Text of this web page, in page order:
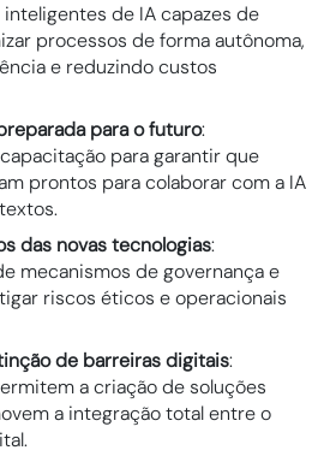
inteligentes de IA capazes de
processos de forma autônoma,
e reduzindo custos
para o futuro:
para garantir que
prontos para colaborar com a IA
das novas tecnologias:
mecanismos de governança e
riscos éticos e operacionais
de barreiras digitais:
a criação de soluções
a integração total entre o